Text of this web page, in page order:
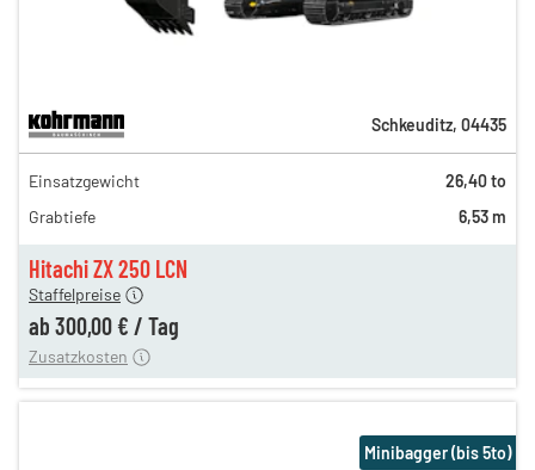
Hitachi ZX 250 LCN
519,00 €
432,00 €
360,00 €
Staffelpreise
ab 300,00 € / Tag
12,00 €
Zusatzkosten
Schkeuditz, 04435
Einsatzgewicht
26,40 to
Grabtiefe
6,53 m
Minibagger (bis 5to)